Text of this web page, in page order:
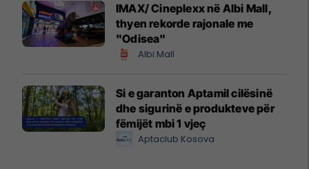
IMAX/ Cineplexx në Albi Mall,
thyen rekorde rajonale me
"Odisea"
Albi Mall
Si e garanton Aptamil cilësinë
dhe sigurinë e produkteve për
fëmijët mbi 1 vjeç
Aptaclub Kosova